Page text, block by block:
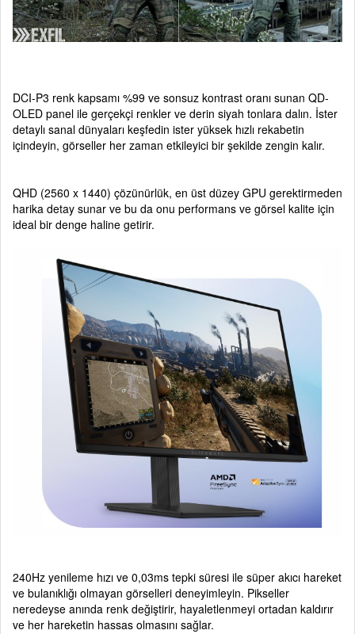
DCI-P3 renk kapsamı %99 ve sonsuz kontrast oranı sunan QD-
OLED panel ile gerçekçi renkler ve derin siyah tonlara dalın. İster
detaylı sanal dünyaları keşfedin ister yüksek hızlı rekabetin
içindeyin, görseller her zaman etkileyici bir şekilde zengin kalır.
QHD (2560 x 1440) çözünürlük, en üst düzey GPU gerektirmeden
harika detay sunar ve bu da onu performans ve görsel kalite için
ideal bir denge haline getirir.
240Hz yenileme hızı ve 0,03ms tepki süresi ile süper akıcı hareket
ve bulanıklığı olmayan görselleri deneyimleyin. Pikseller
neredeyse anında renk değiştirir, hayaletlenmeyi ortadan kaldırır
ve her hareketin hassas olmasını sağlar.